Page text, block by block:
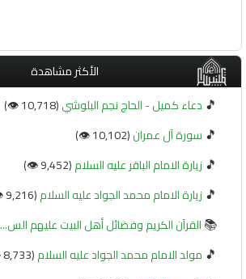
الأكثر مشاهدة
🎵 دعاء كميل - الحاج نجم البلوشي(10,718 👁️)
🎵 سورة آل عمران(10,102 👁️)
🎵 زيارة الامام الباقر عليه السلام(9,452 👁️)
🎵 زيارة الامام محمد الجواد عليه السلام(9,216 👁️)
📚القرآن الكريم وفضائل أهل البيت عليهم الس...
🎵 مولد الامام محمد الجواد عليه السلام(8,733 👁️)